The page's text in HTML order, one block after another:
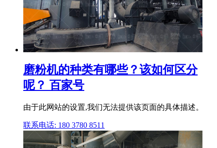
磨粉机的种类有哪些？该如何区分
呢？ 百家号
由于此网站的设置,我们无法提供该页面的具体描述。
联系电话: 180 3780 8511